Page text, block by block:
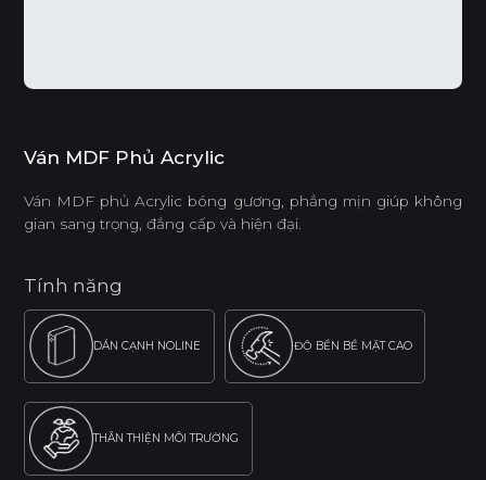
Ván MDF Phủ Acrylic
Ván MDF phủ Acrylic bóng gương, phẳng mịn giúp không
gian sang trọng, đẳng cấp và hiện đại.
Tính năng
DÁN CẠNH NOLINE ĐỘ BỀN BỀ MẶT CAO
THÂN THIỆN MÔI TRƯỜNG